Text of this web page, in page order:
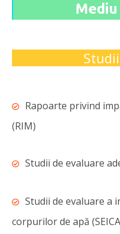
Mediu
Rapoarte privind
(RIM)
Studii de evaluare
Studii de evaluare a
corpurilor de apă